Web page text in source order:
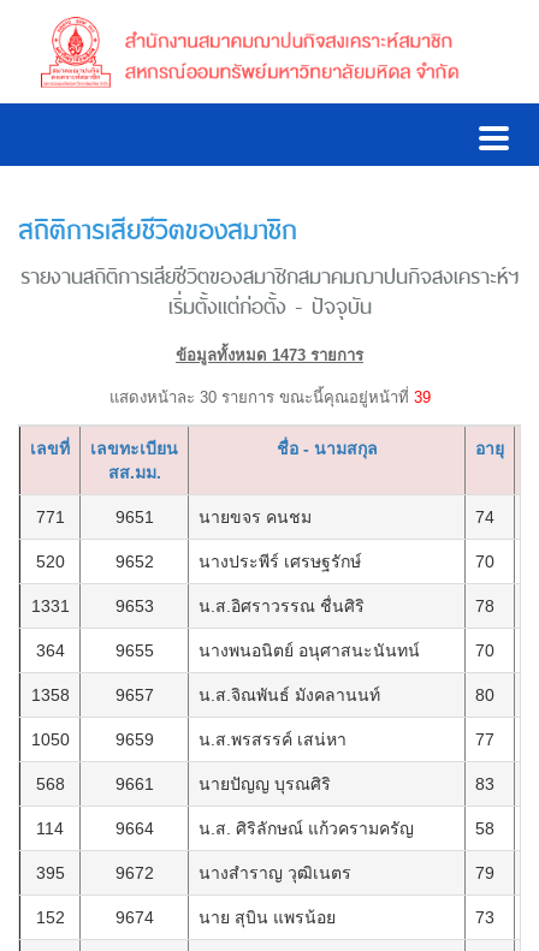
สถิติการเสียชีวิตของสมาชิก
รายงานสถิติการเสียชีวิตของสมาชิกสมาคมฌาปนกิจสงเคราะห์ฯ
เริ่มตั้งแต่ก่อตั้ง - ปัจจุบัน
ข้อมูลทั้งหมด 1473 รายการ
แสดงหน้าละ 30 รายการ ขณะนี้คุณอยู่หน้าที่ 39
เลขที่
เลขทะเบียน
สส.มม.
ชื่อ - นามสกุล อายุ
771 9651 นายขจร คนชม 74
520 9652 นางประพีร์ เศรษฐรักษ์ 70
1331 9653 น.ส.อิศราวรรณ ชื่นศิริ 78
364 9655 นางพนอนิตย์ อนุศาสนะนันทน์ 70
1358 9657 น.ส.จิณพันธ์ มังคลานนท์ 80
1050 9659 น.ส.พรสรรค์ เสน่หา 77
568 9661 นายปัญญ บุรณศิริ 83
114 9664 น.ส. ศิริลักษณ์ แก้วครามครัญ 58
395 9672 นางสำราญ วุฒิเนตร 79
152 9674 นาย สุบิน แพรน้อย 73